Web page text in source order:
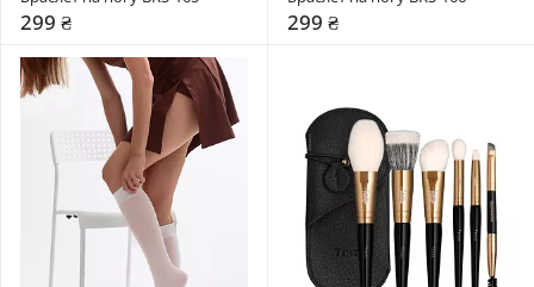
299 ₴ 299 ₴